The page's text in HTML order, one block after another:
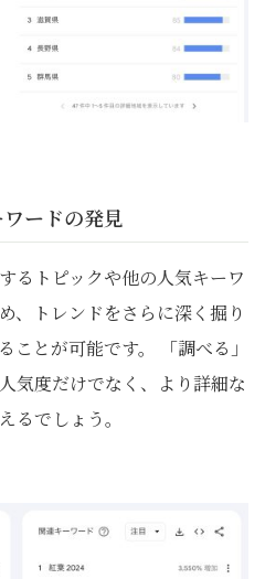
ードの発見
るトピックや他の人気キーワ
、トレンドをさらに深く掘り
ことが可能です。 「調べる」
気度だけでなく、より詳細な
るでしょう。